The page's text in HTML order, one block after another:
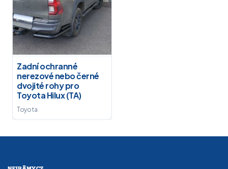
Zadní ochranné
nerezové nebo černé
dvojité rohy pro
Toyota Hilux (TA)
Toyota